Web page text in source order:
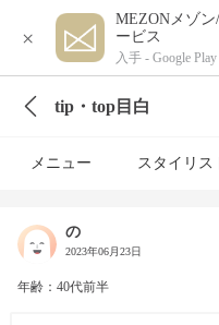
×
MEZONメゾ
ービス
入手 - Google Play
tip・top目白
メニュー スタイリス
の
2023年06月23日
年齢：40代前半